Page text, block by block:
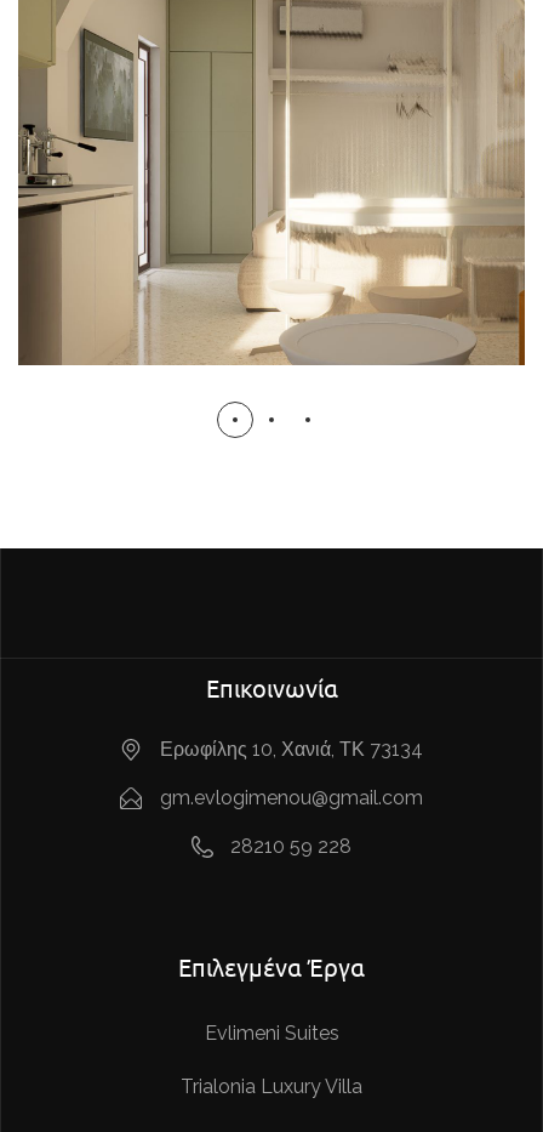
MINI APARTMENT
IN-PROGRESS
ΚΑΤΑΣΚΕΥΗ
Επικοινωνία
Ερωφίλης 10, Χανιά, ΤΚ 73134
gm.evlogimenou@gmail.com
28210 59 228
Επιλεγμένα Έργα
Evlimeni Suites
Trialonia Luxury Villa